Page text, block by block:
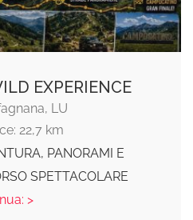
EXPERIENCE
LU
22,7 km
PANORAMI E
SPETTACOLARE
>